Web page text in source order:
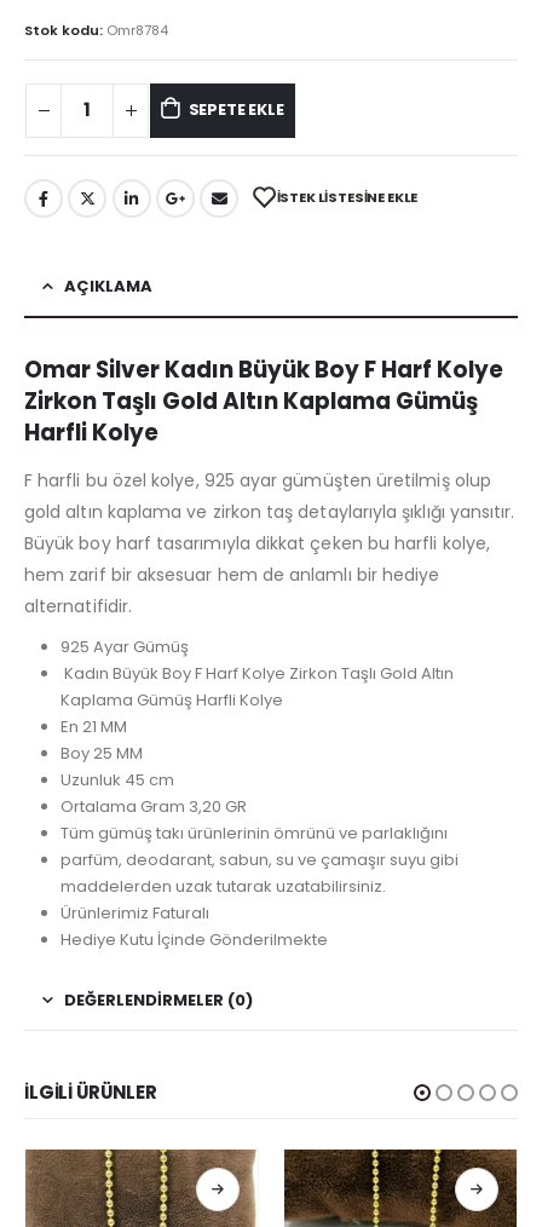
Stok kodu: Omr8784
SEPETE EKLE
İSTEK LISTESINE EKLE
AÇIKLAMA
Omar Silver Kadın Büyük Boy F Harf Kolye
Zirkon Taşlı Gold Altın Kaplama Gümüş
Harfli Kolye
F harfli bu özel kolye, 925 ayar gümüşten üretilmiş olup
gold altın kaplama ve zirkon taş detaylarıyla şıklığı yansıtır.
Büyük boy harf tasarımıyla dikkat çeken bu harfli kolye,
hem zarif bir aksesuar hem de anlamlı bir hediye
alternatifidir.
925 Ayar Gümüş
Kadın Büyük Boy F Harf Kolye Zirkon Taşlı Gold Altın
Kaplama Gümüş Harfli Kolye
En 21 MM
Boy 25 MM
Uzunluk 45 cm
Ortalama Gram 3,20 GR
Tüm gümüş takı ürünlerinin ömrünü ve parlaklığını
parfüm, deodarant, sabun, su ve çamaşır suyu gibi
maddelerden uzak tutarak uzatabilirsiniz.
Ürünlerimiz Faturalı
Hediye Kutu İçinde Gönderilmekte
DEĞERLENDIRMELER (0)
İLGILI ÜRÜNLER